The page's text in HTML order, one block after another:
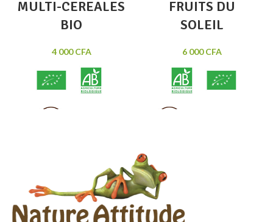
MULTI-CEREALES
BIO
4 000CFA
FRUITS DU
SOLEIL
6 000CFA
Source naturelle de magnésium
et aux céréales complètes.
Ingrédients issus de l'agriculture
biologique. Sans gluten, sans
huile de palme. Contenance :